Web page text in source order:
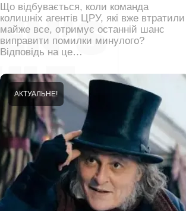
Що відбувається, коли команда
колишніх агентів ЦРУ, які вже втратили
майже все, отримує останній шанс
виправити помилки минулого?
Відповідь на це…
АКТУАЛЬНЕ!